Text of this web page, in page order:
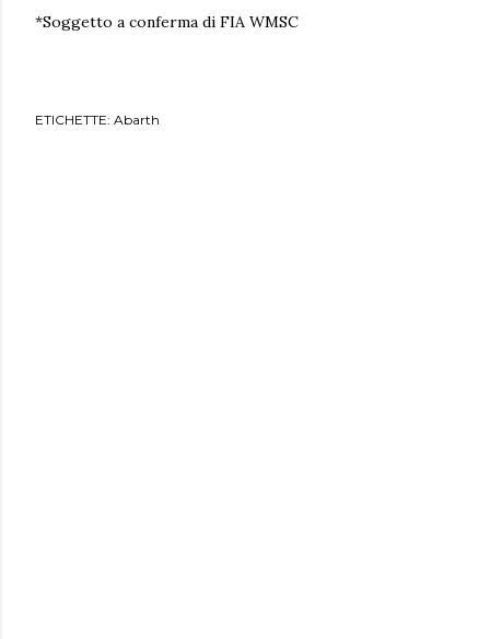
*Soggetto a conferma di FIA WMSC
ETICHETTE: Abarth